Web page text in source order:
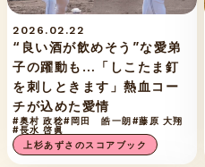
2026.02.22
“良い酒が飲めそう”な愛弟
子の躍動も…「しこたま釘
を刺しときます」熱血コー
チが込めた愛情
#奥村 政稔#岡田 皓一朗#藤原 大翔
#長水 啓眞
上杉あずさのスコアブック